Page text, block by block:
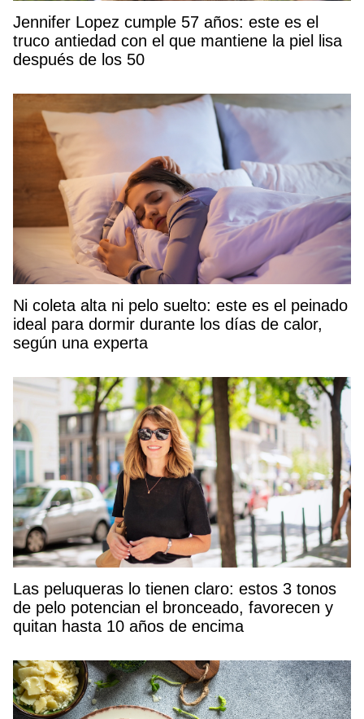
Jennifer Lopez cumple 57 años: este es el
truco antiedad con el que mantiene la piel lisa
después de los 50
Ni coleta alta ni pelo suelto: este es el peinado
ideal para dormir durante los días de calor,
según una experta
Las peluqueras lo tienen claro: estos 3 tonos
de pelo potencian el bronceado, favorecen y
quitan hasta 10 años de encima